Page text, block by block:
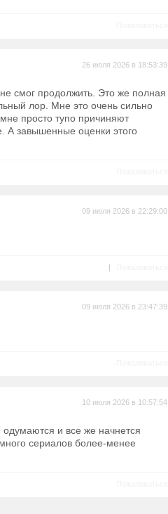
26 июля 2026 в 18:53:39
смог продолжить. Это же полная
лор. Мне это очень сильно
просто тупо причиняют
А завышенные оценки этого
09 июля 2026 в 22:29:00
|
09 июля 2026 в 23:47:39
10 июля 2026 в 10:57:54
и все же начнется
сериалов более-менее